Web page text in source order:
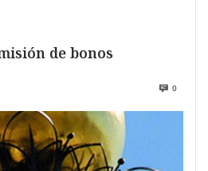
de bonos
0